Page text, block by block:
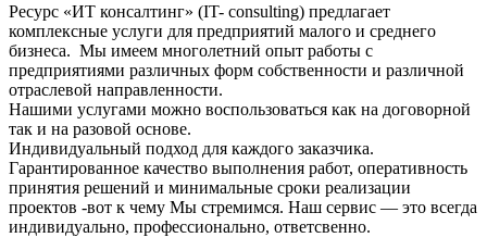
Ресурс «ИТ консалтинг» (IT- consulting) предлагает
комплексные услуги для предприятий малого и среднего
бизнеса. Мы имеем многолетний опыт работы с
предприятиями различных форм собственности и различной
отраслевой направленности.
Нашими услугами можно воспользоваться как на договорной
так и на разовой основе.
Индивидуальный подход для каждого заказчика.
Гарантированное качество выполнения работ, оперативность
принятия решений и минимальные сроки реализации
проектов -вот к чему Мы стремимся. Наш сервис — это всегда
индивидуально, профессионально, ответсвенно.